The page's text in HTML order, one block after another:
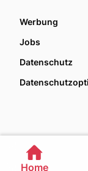
Werbung
Jobs
Datenschutz
Home